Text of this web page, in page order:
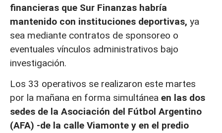
financieras que Sur Finanzas habría
mantenido con instituciones deportivas, ya
sea mediante contratos de sponsoreo o
eventuales vínculos administrativos bajo
investigación.
Los 33 operativos se realizaron este martes
por la mañana en forma simultánea en las dos
sedes de la Asociación del Fútbol Argentino
(AFA) -de la calle Viamonte y en el predio